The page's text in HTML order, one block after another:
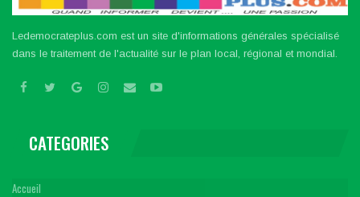
Ledemocrateplus.com est un site d'informations générales spécialisé
dans le traitement de l'actualité sur le plan local, régional et mondial.
CATEGORIES
Accueil